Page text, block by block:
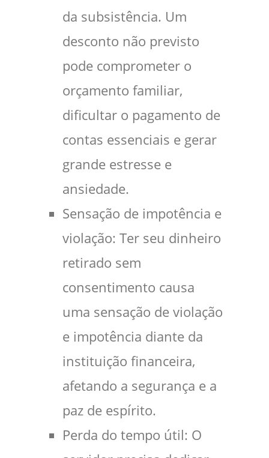
da subsistência. Um
desconto não previsto
pode comprometer o
orçamento familiar,
dificultar o pagamento de
contas essenciais e gerar
grande estresse e
ansiedade.
Sensação de impotência e
violação: Ter seu dinheiro
retirado sem
consentimento causa
uma sensação de violação
e impotência diante da
instituição financeira,
afetando a segurança e a
paz de espírito.
Perda do tempo útil: O